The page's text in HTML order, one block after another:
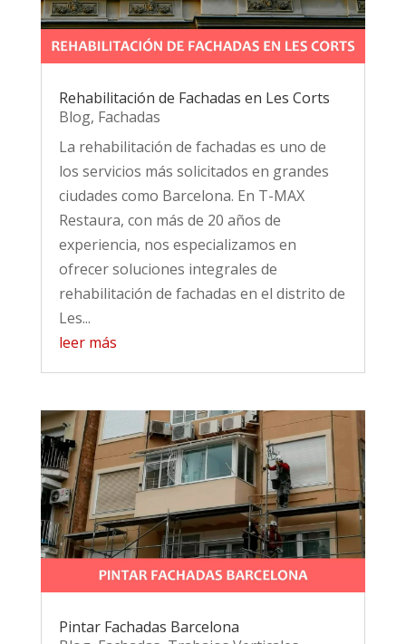
Rehabilitación de Fachadas en Les Corts
Blog, Fachadas
La rehabilitación de fachadas es uno de
los servicios más solicitados en grandes
ciudades como Barcelona. En T-MAX
Restaura, con más de 20 años de
experiencia, nos especializamos en
ofrecer soluciones integrales de
rehabilitación de fachadas en el distrito de
Les...
leer más
Pintar Fachadas Barcelona